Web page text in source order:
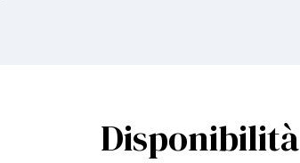
Disponibilità